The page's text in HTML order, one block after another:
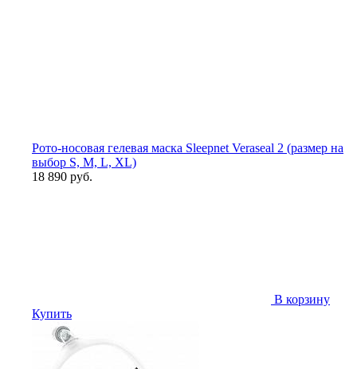
Рото-носовая гелевая маска Sleepnet Veraseal 2 (размер на
выбор S, M, L, XL)
18 890 руб.
В корзину
Купить